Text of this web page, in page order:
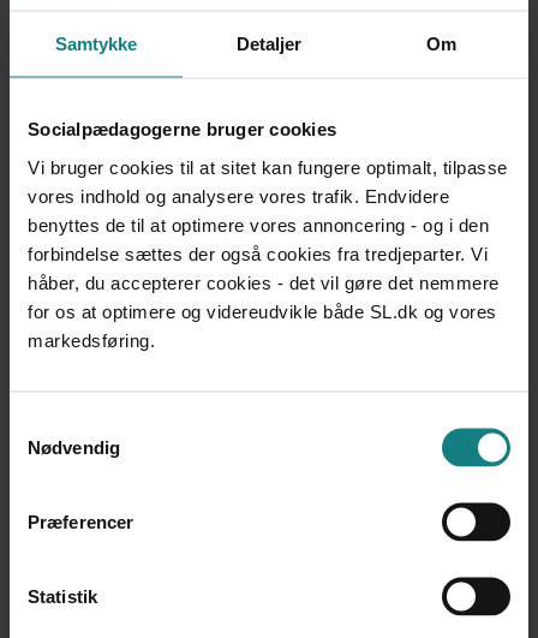
Samtykke Detaljer Om
Socialpædagogerne bruger cookies
Vi bruger cookies til at sitet kan fungere optimalt, tilpasse
vores indhold og analysere vores trafik. Endvidere
benyttes de til at optimere vores annoncering - og i den
forbindelse sættes der også cookies fra tredjeparter. Vi
håber, du accepterer cookies - det vil gøre det nemmere
for os at optimere og videreudvikle både SL.dk og vores
markedsføring.
Nødvendig
Præferencer
Statistik
Udgivet 2015
evalueringsundersøgelse
Christina Herold Hansen, Marianne Kold Hansen
Udgivet 2014
UNDERSØGELSER OG EVALUERINGER
Mobning på arbejdspladsen – en kritisk gennemgang af
dansk og international forskningslitteratur
Andrea Dofradottir, Annie Høgh
Udgivet 2002
Lars Peter Andersen
UNDERSØGELSER OG EVALUERINGER
Udgivet 2016